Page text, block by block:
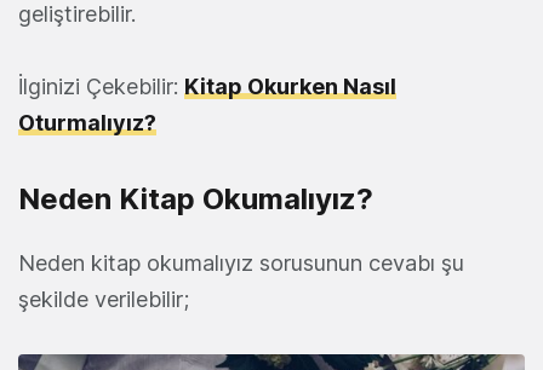
geliştirebilir.
İlginizi Çekebilir: Kitap Okurken Nasıl
Oturmalıyız?
Neden Kitap Okumalıyız?
Neden kitap okumalıyız sorusunun cevabı şu
şekilde verilebilir;